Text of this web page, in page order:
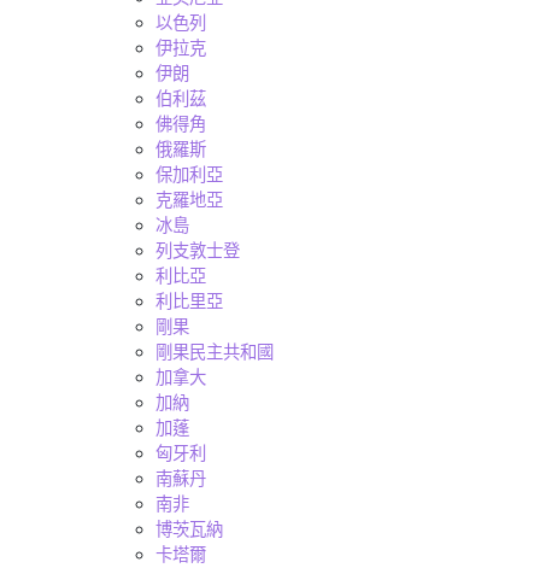
以色列
伊拉克
伊朗
伯利茲
佛得角
俄羅斯
保加利亞
克羅地亞
冰島
列支敦士登
利比亞
利比里亞
剛果
剛果民主共和國
加拿大
加納
加蓬
匈牙利
南蘇丹
南非
博茨瓦納
卡塔爾